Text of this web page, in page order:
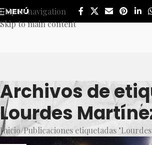
Skip to navigation
Skip to main content
MENÚ
Archivos de
Lourdes
Inicio Publicaciones etiquetadas